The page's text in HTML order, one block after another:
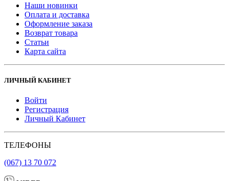
Наши новинки
Оплата и доставка
Оформление заказа
Возврат товара
Статьи
Карта сайта
ЛИЧНЫЙ КАБИНЕТ
Войти
Регистрация
Личный Кабинет
ТЕЛЕФОНЫ
(067) 13 70 072